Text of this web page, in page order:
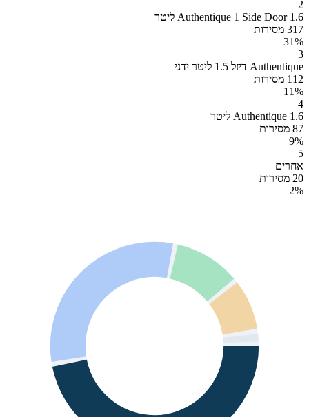
2
Authentique 1 Side Door 1.6 ליטר
317 מסירות
31%
3
Authentique דיזל 1.5 ליטר ידני
112 מסירות
11%
4
Authentique 1.6 ליטר
87 מסירות
9%
5
אחרים
20 מסירות
2%